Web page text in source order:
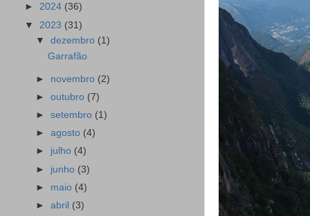
► 2024 (36)
▼ 2023 (31)
▼dezembro (1)
Garrafão
► novembro (2)
►outubro (7)
►setembro (1)
►agosto (4)
► julho (4)
► junho (3)
► maio (4)
►abril (3)